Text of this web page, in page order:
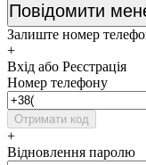
Повідомити
Залиште номер
+
Вхід або Реєстрація
Номер телефону
Отримати код
+
Відновлення паролю